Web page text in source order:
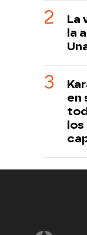
La
la
en
los